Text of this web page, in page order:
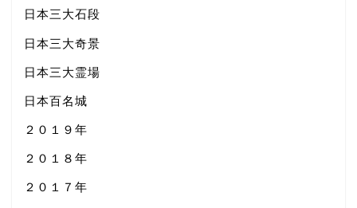
日本三大石段
日本三大奇景
日本三大霊場
日本百名城
２０１９年
２０１８年
２０１７年